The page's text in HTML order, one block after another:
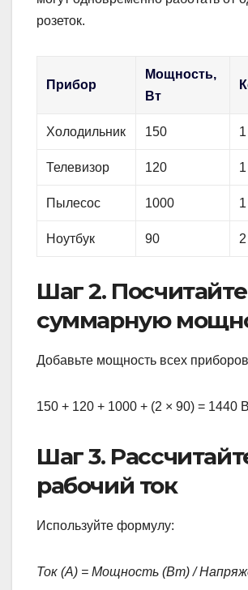
розеток.
Прибор
Мощность,
Вт
Холодильник 150 1
Телевизор 120 1
Пылесос 1000 1
Ноутбук 90 2
Шаг 2. Посчитайте
суммарную
Добавьте мощность всех
150 + 120 + 1000 + (2 × 90) = 1440
Шаг 3.
рабочий ток
Используйте формулу:
Ток (А) = Мощность (Вт) /